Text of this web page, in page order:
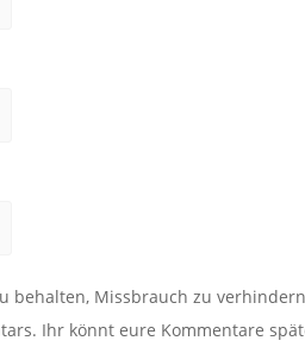
behalten, Missbrauch zu
Ihr könnt eure Kommentare